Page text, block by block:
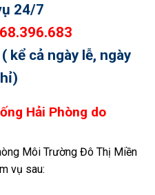
24/7
kể cả ngày lễ, ngày
Hải Phòng do
Môi Trường Đô Thị Miền
vụ sau: